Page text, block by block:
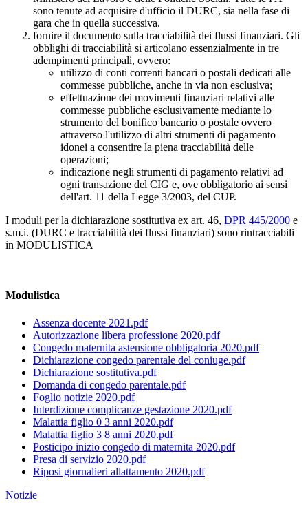
sono tenute ad acquisire d'ufficio il DURC, sia nella fase di
gara che in quella successiva.
fornire il documento sulla tracciabilità dei flussi finanziari. Gli
obblighi di tracciabilità si articolano essenzialmente in tre
adempimenti principali, ovvero:
utilizzo di conti correnti bancari o postali dedicati alle
commesse pubbliche, anche in via non esclusiva;
effettuazione dei movimenti finanziari relativi alle
commesse pubbliche esclusivamente mediante lo
strumento del bonifico bancario o postale ovvero
attraverso l'utilizzo di altri strumenti di pagamento
idonei a consentire la piena tracciabilità delle
operazioni;
indicazione negli strumenti di pagamento relativi ad
ogni transazione del CIG e, ove obbligatorio ai sensi
dell'art. 11 della Legge 3/2003, del CUP.
I moduli per la dichiarazione sostitutiva ex art. 46, DPR 445/2000 e
s.m.i. (DURC e tracciabilità dei flussi finanziari) sono rintracciabili
in MODULISTICA
Modulistica
Assenza docente 2021.pdf
Autorizzazione libera professione 2020.pdf
Congedo maternita astensione obbligatoria 2020.pdf
Dichiarazione congedo parentale del coniuge.pdf
Dichiarazione sostitutiva.pdf
Domanda di congedo parentale.pdf
Foglio notizie 2020.pdf
Interdizione complicanze gestazione 2020.pdf
Malattia figlio 0 3 anni 2020.pdf
Malattia figlio 3 8 anni 2020.pdf
Posticipo inizio congedo di maternita 2020.pdf
Presa di servizio 2020.pdf
Riposi giornalieri allattamento 2020.pdf
Notizie